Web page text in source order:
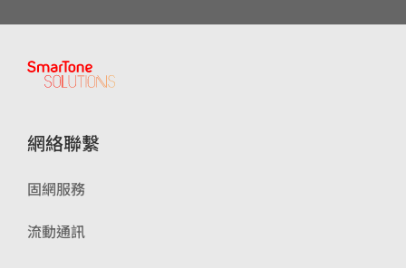
網絡聯繫
固網服務
流動通訊